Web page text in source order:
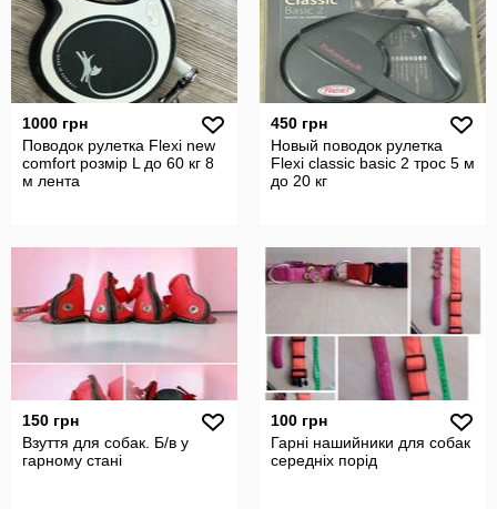
1000 грн
Поводок рулетка Flexi new
comfort розмір L до 60 кг 8
м лента
450 грн
Новый поводок рулетка
Flexi classic basic 2 трос 5 м
до 20 кг
150 грн
Взуття для собак. Б/в у
гарному стані
100 грн
Гарні нашийники для собак
середніх порід